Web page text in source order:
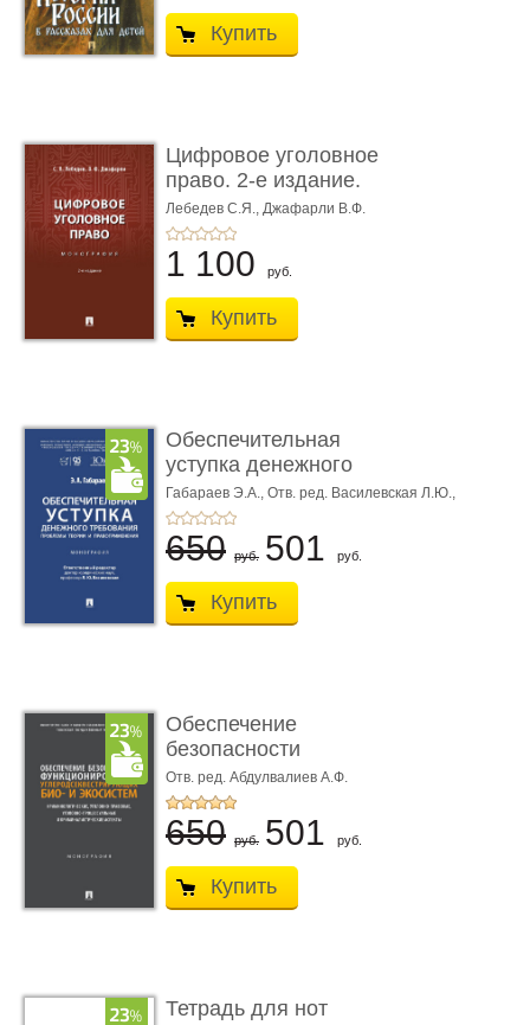
Купить
Цифровое уголовное
право. 2-е издание.
Монограф ...
Лебедев С.Я., Джафарли В.Ф.
1 100 руб.
Купить
Обеспечительная
уступка денежного
требования ...
Габараев Э.А., Отв. ред. Василевская Л.Ю.,
вступ. сл. Каретина М.Г.
650 руб. 501 руб.
Купить
Обеспечение
безопасности
функционирования уг
...
Отв. ред. Абдулвалиев А.Ф.
650 руб. 501 руб.
Купить
Тетрадь для нот